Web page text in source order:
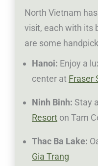
North Vietnam
visit, each with its
are some
Hanoi: Enjoy a
center at Fraser
Ninh Binh: Stay
Resort on Tam
Thac Ba Lake:
Gia Trang